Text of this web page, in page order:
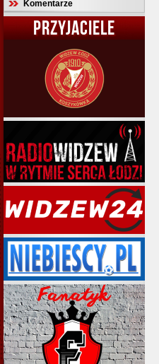
Komentarze
PRZYJACIELE